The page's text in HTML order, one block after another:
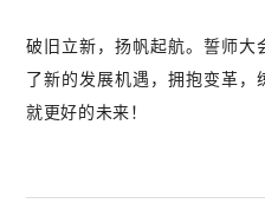
破旧立新，扬帆起航。誓师大
了新的发展机遇，拥抱变革，
就更好的未来！